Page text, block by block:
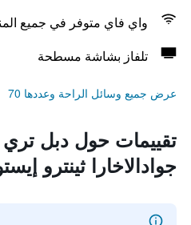
واي فاي متوفر في جميع
تلفاز بشاشة مسطحة
عرض جميع وسائل الراحة وعددها 70
تقييمات حول دبل تري
جوادالاخارا ثينترو